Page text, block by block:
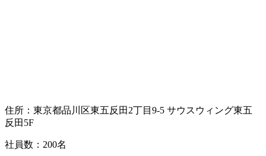
住所： 東京都品川区東五反田2丁目9-5 サウスウィング東五
反田5F
社員数： 200名